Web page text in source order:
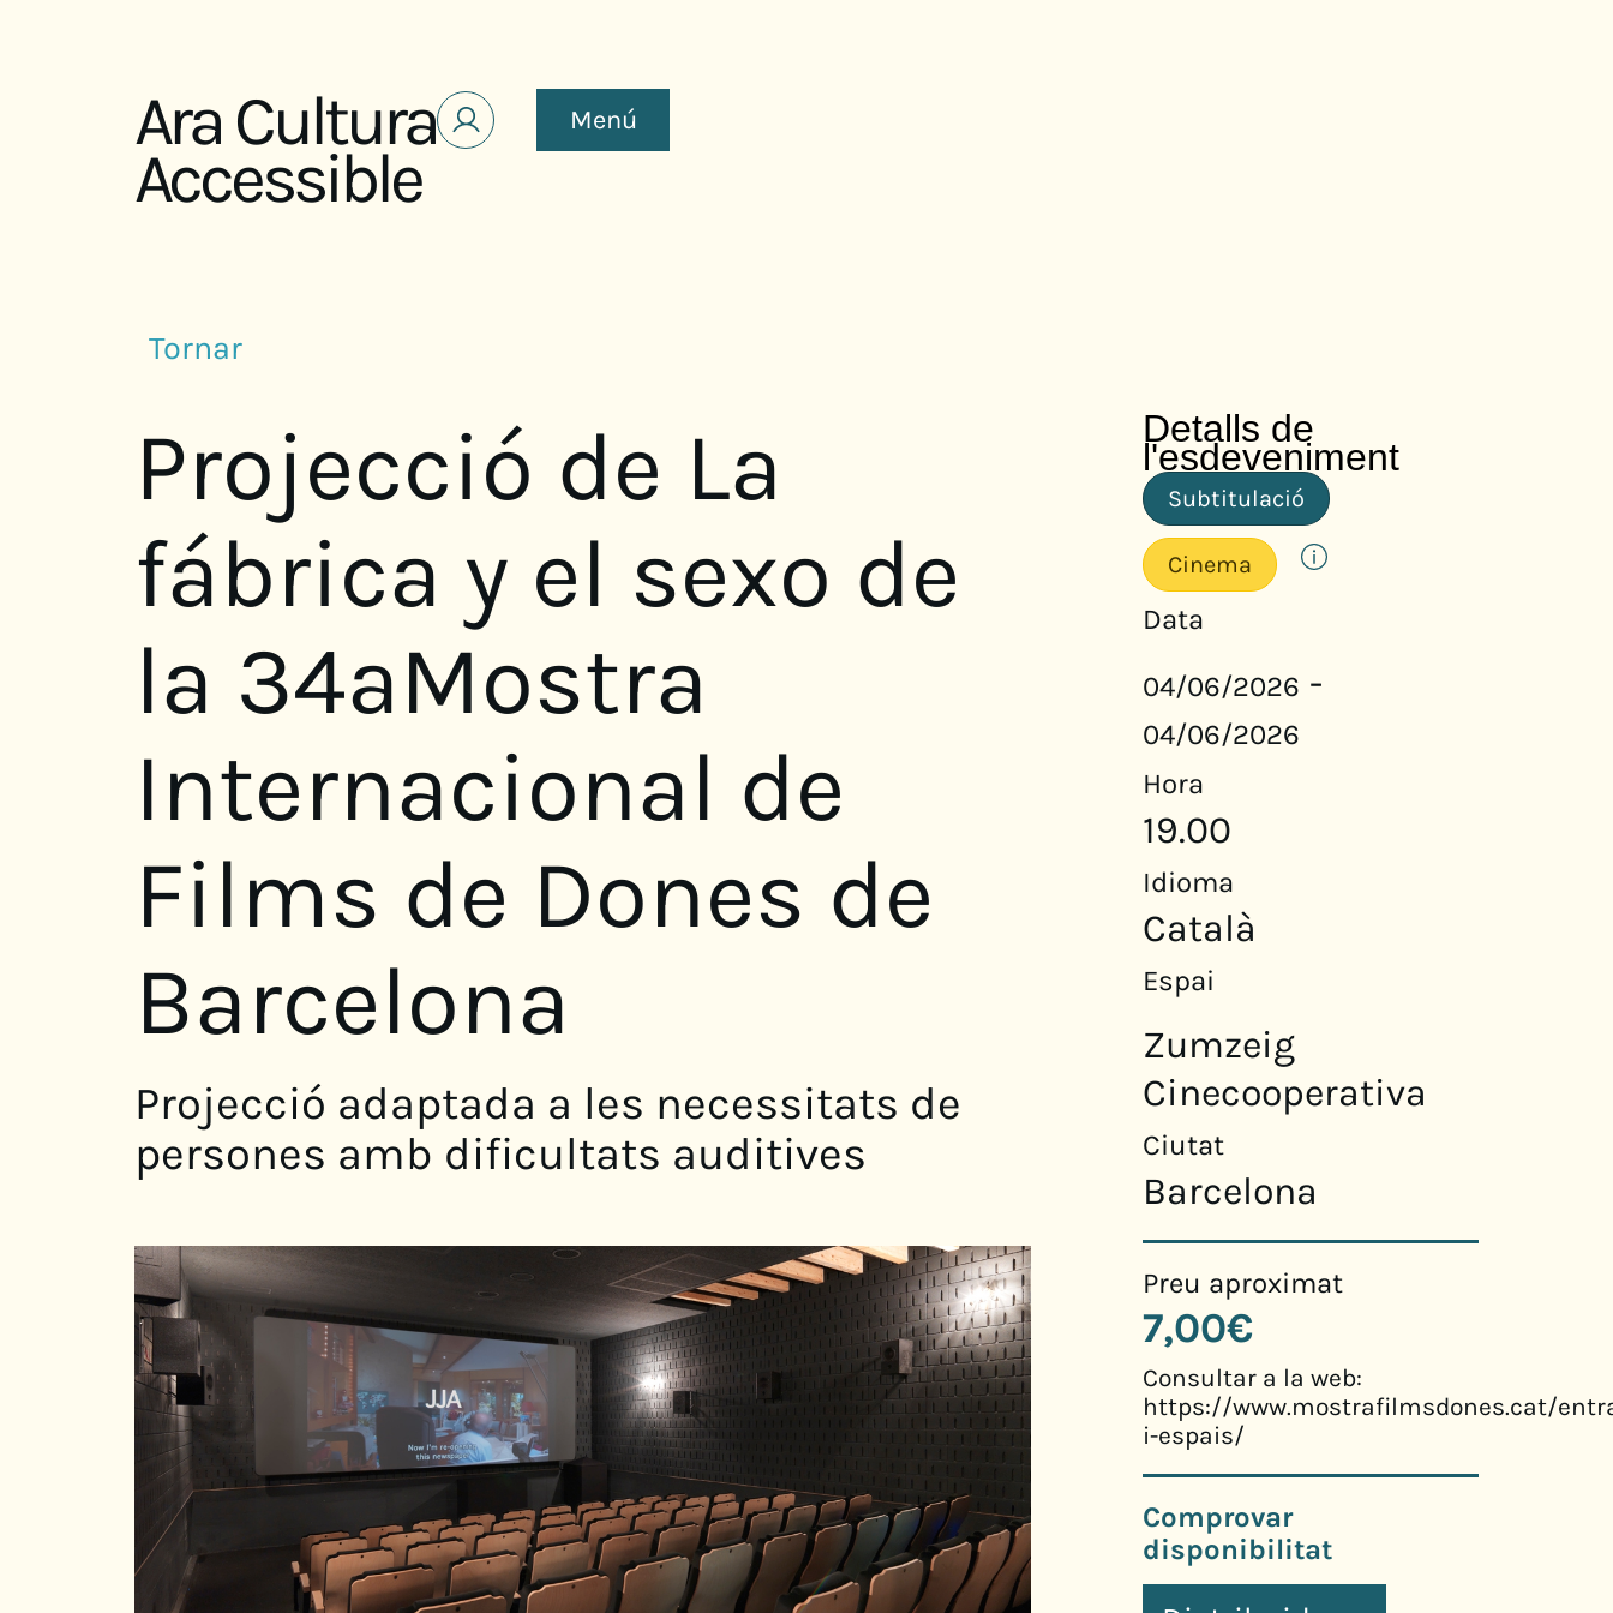
Ara Cultura
Accessible
Menú
Tornar
Projecció de La
fábrica y el sexo de
la 34aMostra
Internacional de
Films de Dones de
Barcelona
Projecció adaptada a les necessitats de
persones amb dificultats auditives
Detalls de
l'esdeveniment
Subtitulació
Cinema
Data
04/06/2026 -
04/06/2026
Hora
19.00
Idioma
Català
Espai
Zumzeig
Cinecooperativa
Ciutat
Barcelona
Preu aproximat
7,00€
Consultar a la web:
https://www.mostrafilmsdones.cat/
i-espais/
Comprovar
disponibilitat